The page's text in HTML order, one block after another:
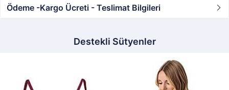
Ödeme -Kargo Ücreti - Teslimat Bilgileri
Destekli Sütyenler